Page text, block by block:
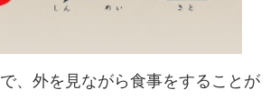
、外を見ながら食事をすることが